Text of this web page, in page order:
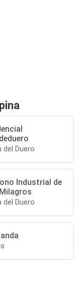
del Duero
Industrial de
del Duero